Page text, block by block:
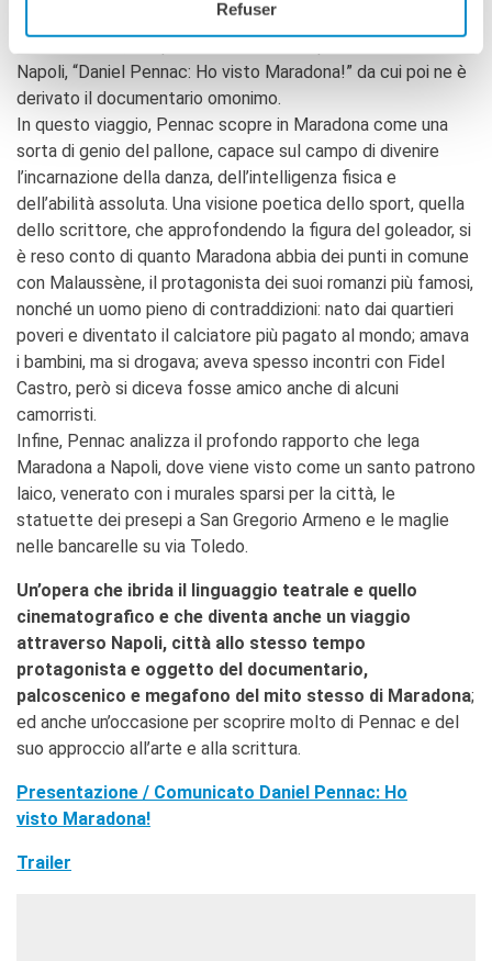
Refuser
importante per le persone che lo hanno conosciuto e per
Napoli, “Daniel Pennac: Ho visto Maradona!” da cui poi ne è
derivato il documentario omonimo.
In questo viaggio, Pennac scopre in Maradona come una
sorta di genio del pallone, capace sul campo di divenire
l’incarnazione della danza, dell’intelligenza fisica e
dell’abilità assoluta. Una visione poetica dello sport, quella
dello scrittore, che approfondendo la figura del goleador, si
è reso conto di quanto Maradona abbia dei punti in comune
con Malaussène, il protagonista dei suoi romanzi più famosi,
nonché un uomo pieno di contraddizioni: nato dai quartieri
poveri e diventato il calciatore più pagato al mondo; amava
i bambini, ma si drogava; aveva spesso incontri con Fidel
Castro, però si diceva fosse amico anche di alcuni
camorristi.
Infine, Pennac analizza il profondo rapporto che lega
Maradona a Napoli, dove viene visto come un santo patrono
laico, venerato con i murales sparsi per la città, le
statuette dei presepi a San Gregorio Armeno e le maglie
nelle bancarelle su via Toledo.
Un’opera che ibrida il linguaggio teatrale e quello
cinematografico e che diventa anche un viaggio
attraverso Napoli, città allo stesso tempo
protagonista e oggetto del documentario,
palcoscenico e megafono del mito stesso di Maradona;
ed anche un’occasione per scoprire molto di Pennac e del
suo approccio all’arte e alla scrittura.
Presentazione / Comunicato Daniel Pennac: Ho
visto Maradona!
Trailer